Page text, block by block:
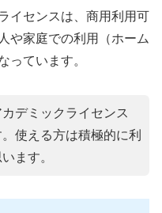
イセンスは、商用利用可
や家庭での利用（ホーム
っています。
デミックライセンス
使える方は積極的に利
ます。